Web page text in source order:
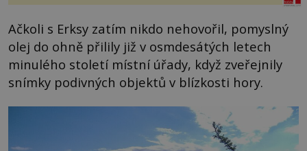
Ačkoli s Erksy zatím nikdo nehovořil, pomyslný
olej do ohně přilily již v osmdesátých letech
minulého století místní úřady, když zveřejnily
snímky podivných objektů v blízkosti hory.